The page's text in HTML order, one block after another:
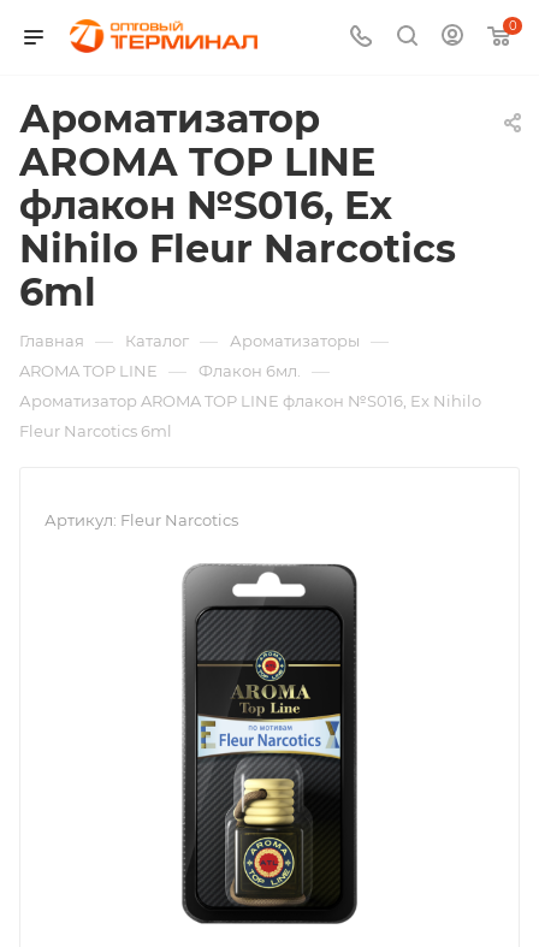
0
Ароматизатор
AROMA TOP LINE
флакон №S016, Ex
Nihilo Fleur Narcotics
6ml
Главная — Каталог — Ароматизаторы —
AROMA TOP LINE — Флакон 6мл. —
Ароматизатор AROMA TOP LINE флакон №S016, Ex Nihilo
Fleur Narcotics 6ml
Артикул: Fleur Narcotics